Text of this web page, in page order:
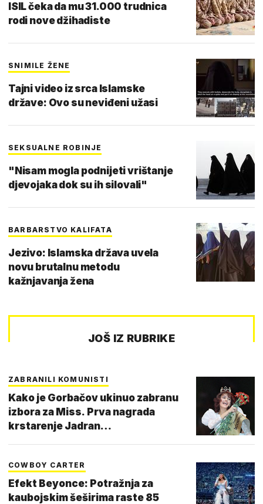
ISIL čeka da mu 31.000 trudnica
rodi nove džihadiste
SNIMILE ŽENE
Tajni video iz srca Islamske
države: Ovo su neviđeni užasi
SEKSUALNE ROBINJE
"Nisam mogla podnijeti vrištanje
djevojaka dok su ih silovali"
BARBARSTVO KALIFATA
Jezivo: Islamska država uvela
novu brutalnu metodu
kažnjavanja žena
JOŠ IZ RUBRIKE
ZABRANILI KOMUNISTI
Kako je Gorbačov ukinuo zabranu
izbora za Miss. Prva nagrada
krstarenje Jadran…
COWBOY CARTER
Efekt Beyonce: Potražnja za
kaubojskim šeširima raste 85